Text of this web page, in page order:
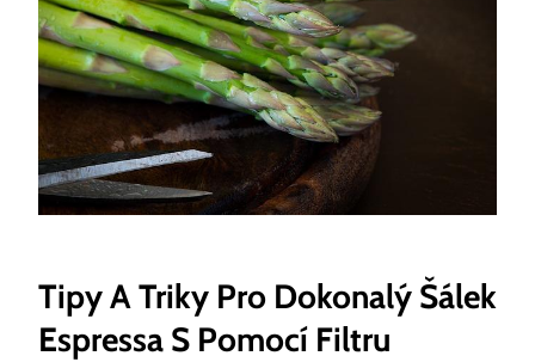
Tipy A⁢ Triky​ Pro Dokonalý Šálek
Espressa S‌ Pomocí Filtru